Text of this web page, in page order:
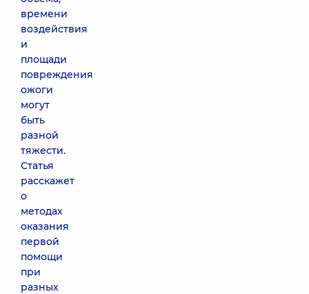
времени
воздействия
и
площади
повреждения
ожоги
могут
быть
разной
тяжести.
Статья
расскажет
о
методах
оказания
первой
помощи
при
разных